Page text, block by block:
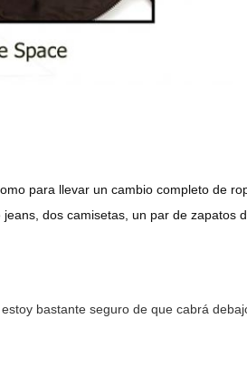
para llevar un cambio completo de
dos camisetas, un par de zapatos
bastante seguro de que cabrá